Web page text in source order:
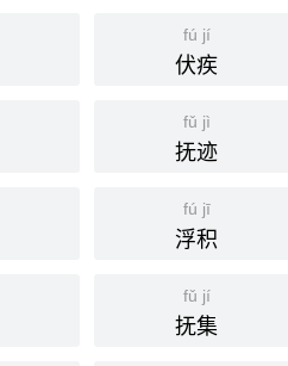
fú jí
伏疾
fǔ jì
抚迹
fú jī
浮积
fǔ jí
抚集